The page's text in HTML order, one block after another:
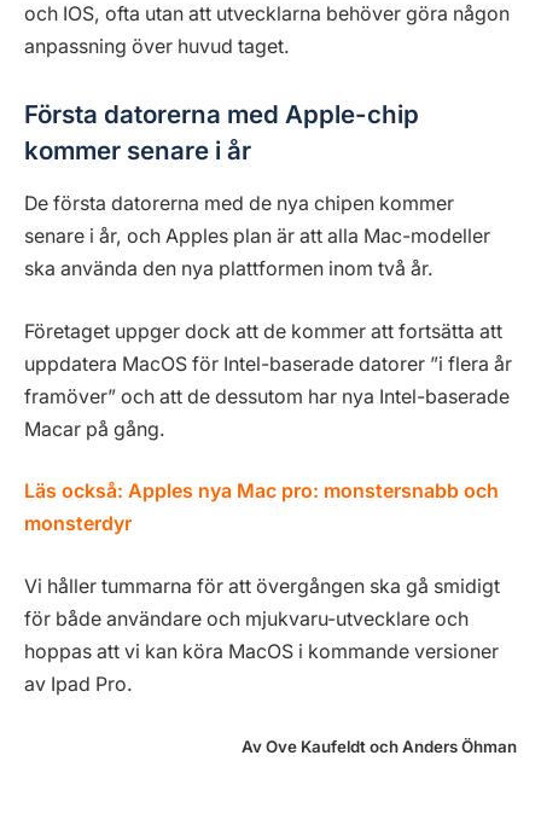
och IOS, ofta utan att utvecklarna behöver göra någon
anpassning över huvud taget.
Första datorerna med Apple-chip
kommer senare i år
De första datorerna med de nya chipen kommer
senare i år, och Apples plan är att alla Mac-modeller
ska använda den nya plattformen inom två år.
Företaget uppger dock att de kommer att fortsätta att
uppdatera MacOS för Intel-baserade datorer ”i flera år
framöver” och att de dessutom har nya Intel-baserade
Macar på gång.
Läs också: Apples nya Mac pro: monstersnabb och
monsterdyr
Vi håller tummarna för att övergången ska gå smidigt
för både användare och mjukvaru-utvecklare och
hoppas att vi kan köra MacOS i kommande versioner
av Ipad Pro.
Av Ove Kaufeldt och Anders Öhman